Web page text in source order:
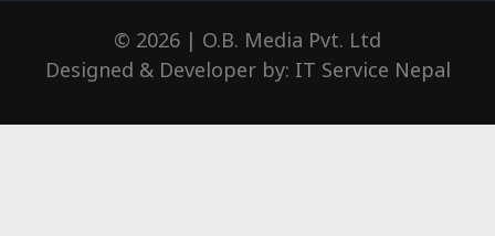
© 2026 | O.B. Media Pvt. Ltd
Designed & Developer by: IT Service Nepal